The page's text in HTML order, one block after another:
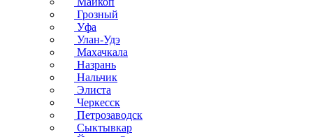
Грозный
Уфа
Улан-Удэ
Махачкала
Назрань
Нальчик
Элиста
Черкесск
Петрозаводск
Сыктывкар